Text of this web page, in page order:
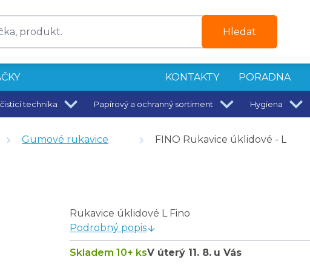
Hledat
KONTAKTY PORADNA
technika Papírový a ochranný sortiment Hygiena
pytel 120 l
L
žluté, 25 g; Velikost L
Gumové rukavice FINO Rukavice úklidové - L
Rukavice úklidové L Fino
Podrobný popis
Skladem 10+ ksV úterý 11. 8. u Vás